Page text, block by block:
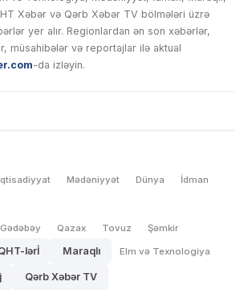
Xəbər və Qərb Xəbər TV bölmələri üzrə
yer alır. Regionlardan ən son xəbərlər,
müsahibələr və reportajlar ilə aktual
-da izləyin.
Mədəniyyət Dünya İdman
Gədəbəy Qazax Tovuz Şəmkir
lərİ Maraqlı Elm və Texnologiya
Qərb Xəbər TV